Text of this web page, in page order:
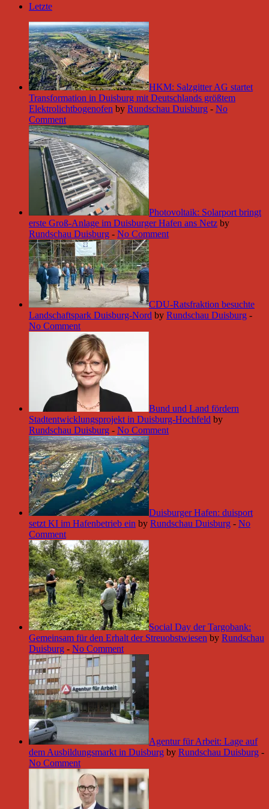
Letzte
HKM: Salzgitter AG startet
Transformation in Duisburg mit Deutschlands größtem
Elektrolichtbogenofen by Rundschau Duisburg - No
Comment
Photovoltaik: Solarport bringt
erste Groß-Anlage im Duisburger Hafen ans Netz by
Rundschau Duisburg - No Comment
CDU-Ratsfraktion besuchte
Landschaftspark Duisburg-Nord by Rundschau Duisburg -
No Comment
Bund und Land fördern
Stadtentwicklungsprojekt in Duisburg-Hochfeld by
Rundschau Duisburg - No Comment
Duisburger Hafen: duisport
setzt KI im Hafenbetrieb ein by Rundschau Duisburg - No
Comment
Social Day der Targobank:
Gemeinsam für den Erhalt der Streuobstwiesen by Rundschau
Duisburg - No Comment
Agentur für Arbeit: Lage auf
dem Ausbildungsmarkt in Duisburg by Rundschau Duisburg -
No Comment